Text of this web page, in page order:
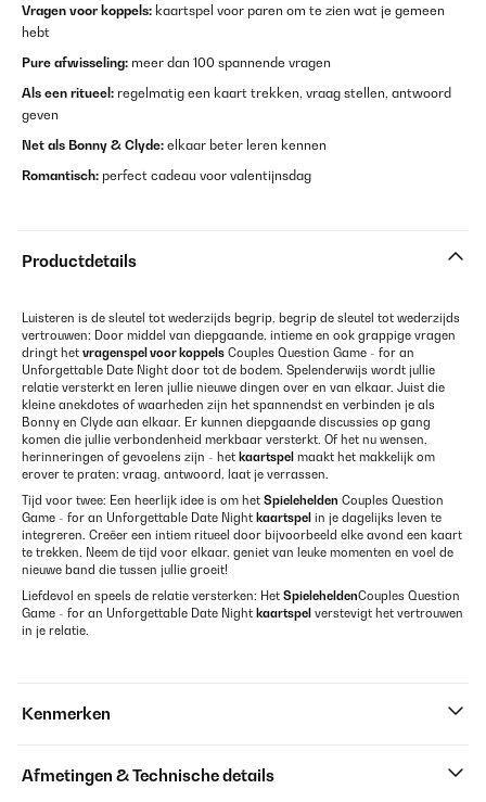
Vragen voor koppels: kaartspel voor paren om te zien wat je gemeen
hebt
Pure afwisseling: meer dan 100 spannende vragen
Als een ritueel: regelmatig een kaart trekken, vraag stellen, antwoord
geven
Net als Bonny & Clyde: elkaar beter leren kennen
Romantisch: perfect cadeau voor valentijnsdag
Productdetails
Luisteren is de sleutel tot wederzijds begrip, begrip de sleutel tot wederzijds
vertrouwen: Door middel van diepgaande, intieme en ook grappige vragen
dringt het vragenspel voor koppels Couples Question Game - for an
Unforgettable Date Night door tot de bodem. Spelenderwijs wordt jullie
relatie versterkt en leren jullie nieuwe dingen over en van elkaar. Juist die
kleine anekdotes of waarheden zijn het spannendst en verbinden je als
Bonny en Clyde aan elkaar. Er kunnen diepgaande discussies op gang
komen die jullie verbondenheid merkbaar versterkt. Of het nu wensen,
herinneringen of gevoelens zijn - het kaartspel maakt het makkelijk om
erover te praten: vraag, antwoord, laat je verrassen.
Tijd voor twee: Een heerlijk idee is om het Spielehelden Couples Question
Game - for an Unforgettable Date Night kaartspel in je dagelijks leven te
integreren. Creëer een intiem ritueel door bijvoorbeeld elke avond een kaart
te trekken. Neem de tijd voor elkaar, geniet van leuke momenten en voel de
nieuwe band die tussen jullie groeit!
Liefdevol en speels de relatie versterken: Het SpieleheldenCouples Question
Game - for an Unforgettable Date Night kaartspel verstevigt het vertrouwen
in je relatie.
Kenmerken
Afmetingen & Technische details